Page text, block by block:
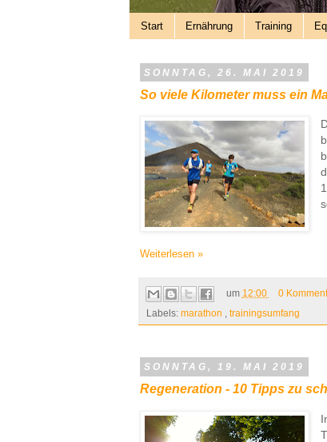
Start Ernährung Training
SONNTAG, 26. MAI 2019
So viele Kilometer muss ein
Weiterlesen »
um 12:00
0
Labels: marathon trainingsumfang
SONNTAG, 19. MAI 2019
Regeneration - 10 Tipps zu